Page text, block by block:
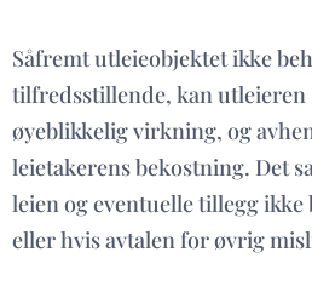
Såfremt utleieobjektet ikke
tilfredsstillende, kan utleieren
øyeblikkelig virkning, og
leietakerens bekostning. Det
leien og eventuelle tillegg
eller hvis avtalen for øvrig